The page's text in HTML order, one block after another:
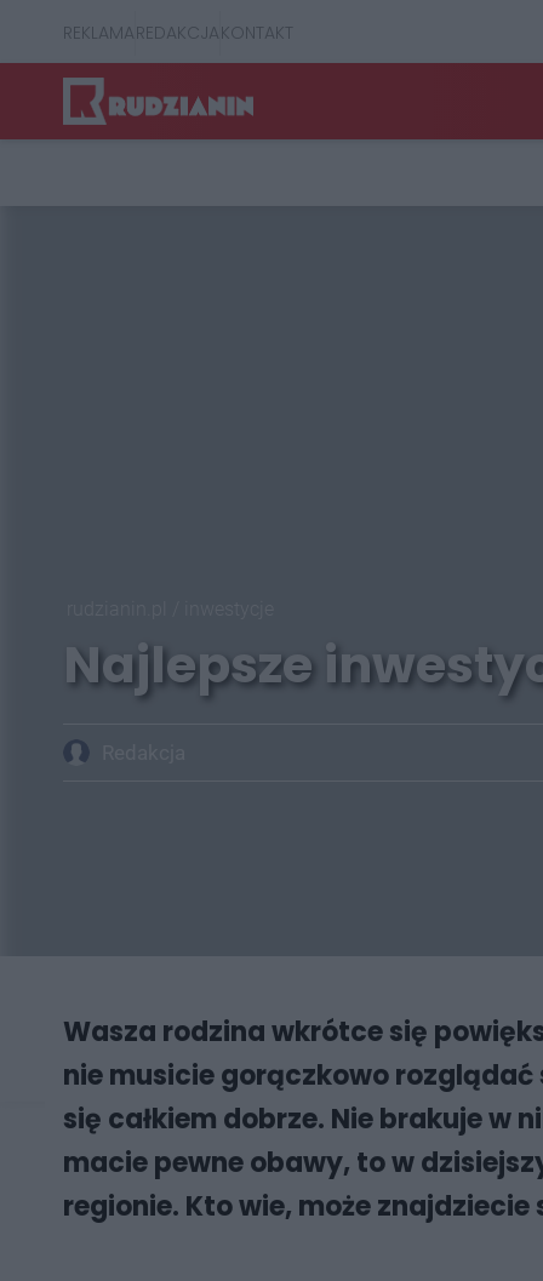
REKLAMAREDAKCJAKONTAKT
Najlepsze
Wasza rodzina wkrótce się
nie musicie gorączkowo
się całkiem dobrze. Nie brakuje
macie pewne obawy, to w
regionie. Kto wie, może